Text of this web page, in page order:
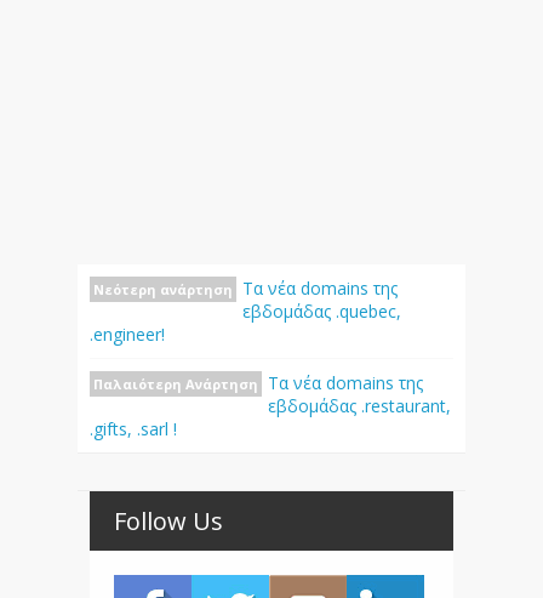
Νεότερη ανάρτηση
Τα νέα domains της
εβδομάδας .quebec,
.engineer!
Παλαιότερη Ανάρτηση
Τα νέα domains της
εβδομάδας .restaurant,
.gifts, .sarl !
Follow Us